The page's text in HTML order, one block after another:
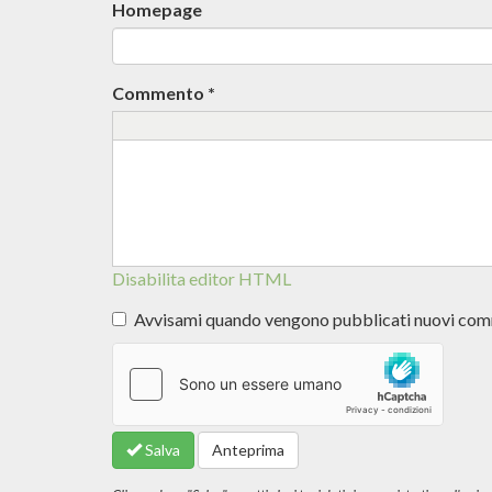
Homepage
Commento *
Disabilita editor HTML
sui formati
Avvisami quando vengono pubblicati nuovi
Salva Anteprima